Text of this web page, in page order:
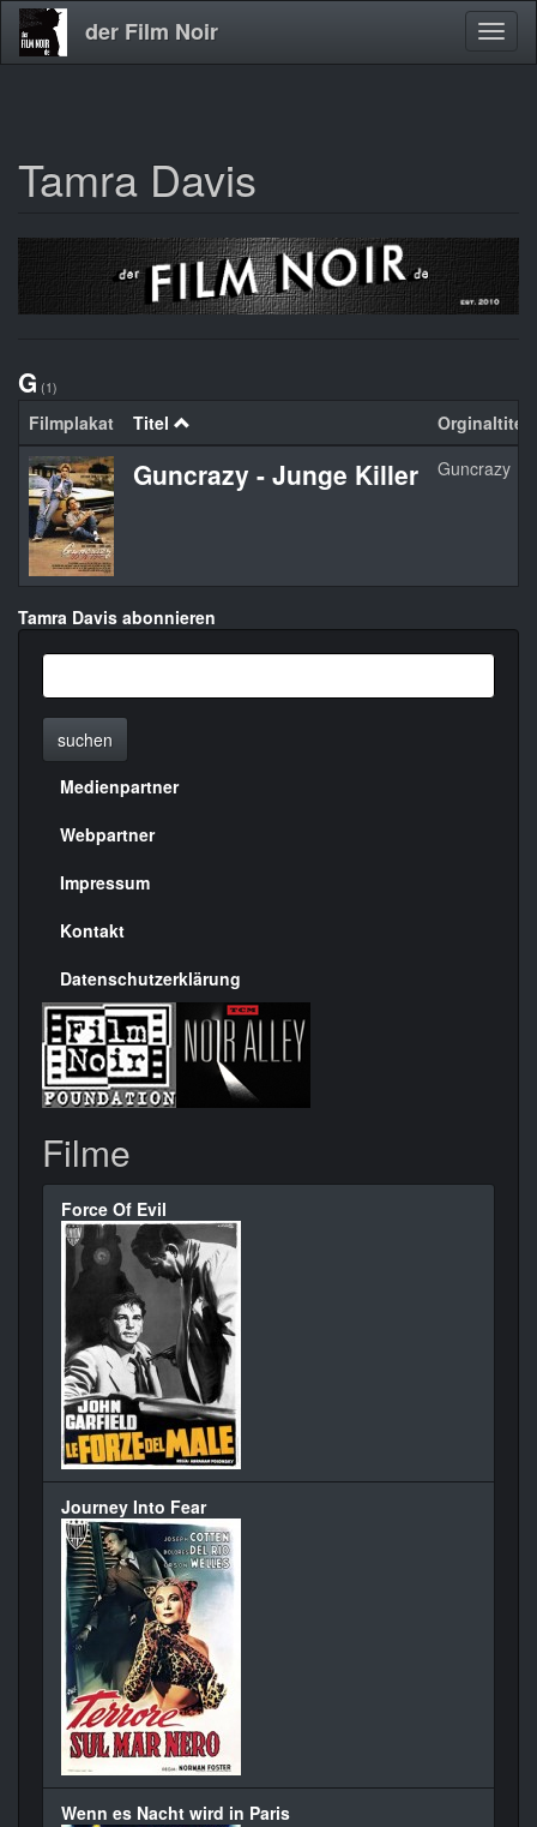
Direkt
zum
der Film Noir
Tamra Davis
G (1)
Filmplakat Titel Orginaltitel
Guncrazy - Junge Killer Guncrazy
Tamra Davis abonnieren
suchen
Menülinks
rechte
Seite
Medienpartner
Webpartner
Impressum
Kontakt
Datenschutzerklärung
Filme
Force Of Evil
Journey Into Fear
Wenn es Nacht wird in Paris